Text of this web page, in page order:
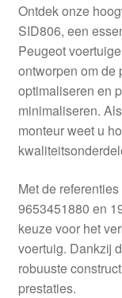
Contact
Kassa
Klachten
Klachtenprocedure
Levering
Mijn account
Over ons
Ontdek onze
SID806, een
Peugeot
ontworpen om de
optimaliseren en
minimaliseren.
monteur weet u
Met de
9653451880 en
keuze voor het
voertuig. Dankzij
robuuste
prestaties.